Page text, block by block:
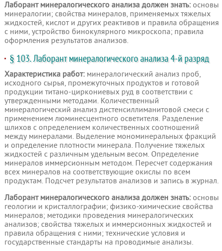
Лаборант минералогического анализа должен знать:основы
минералогии; свойства минералов, применяемых тяжелых
жидкостей, кислот и других реактивов и правила обращения
с ними, устройство бинокулярного микроскопа; правила
оформления результатов анализов.
§ 103. Лаборант минералогического анализа 4-й разряд
Характеристика работ:минералогический анализ проб,
исходного сырья, промежуточных продуктов и готовой
продукции титано-циркониевых руд в соответствии с
утвержденными методами. Количественный
минералогический анализ дистенсиллиманитовой смеси с
применением люминесцентного осветителя. Разделение
шлихов с определением количественных соотношений
между минералами. Выделение мономинеральных фракций
и определение плотности минерала. Получение тяжелых
жидкостей с различным удельным весом. Определение
минералов иммерсионным методом. Пересчет содержания
всех минералов на соответствующие окислы по всем
продуктам. Подсчет результатов анализов и запись в журнал.
Лаборант минералогического анализа должен знать:основы
геологии и кристаллографии; физико-химические свойства
минералов; методики проведения минералогических
анализов; свойства тяжелых и иммерсионных жидкостей и
правила обращения с ними; технические условия и
государственные стандарты на проводимые анализы.